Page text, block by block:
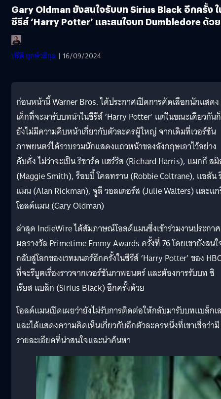
Gary Oldman ยังสนใจรับบท Sirius Black อีกครั้ง
ซีรีส์ ‘Harry Potter’ และสนใจบท Dumbledore ด้วย
ปรีดี ฤกษ์วลีกุล | 16/09/2024
ก่อนหน้านี้ Warner Bros. ได้ประกาศเปิดการคัดเลือกนักแสดง
เด็กที่จะมารับบทนำในซีรีส์ ‘Harry Potter’ แต่ในขณะเดียวกันก็
ยังไม่มีความคืบหน้าเกี่ยวกับตัวละครผู้ใหญ่ จากเดิมที่เวอร์ชัน
ภาพยนตร์ได้รวบรวมนักแสดงแถวหน้าของอังกฤษเอาไว้อย่าง
คับคั่ง ไม่ว่าจะเป็น ริชาร์ด แฮร์ริส (Richard Harris), แมกกี ส
(Maggie Smith), ร็อบบี้ โคลทราน (Robbie Coltrane), แอลัน
แมน (Alan Rickman), จูลี วอลเตอร์ส (Julie Walters) และแ
โอลด์แมน (Gary Oldman)
ล่าสุด IndieWire ได้สัมภาษณ์โอลด์แมนซึ่งเข้าร่วมงานประกาศ
ผลรางวัล Primetime Emmy Awards ครั้งที่ 76 โดยเขายังสน
กลับสู่โลกของเวทมนตร์อีกครั้งในซีรีส์ ‘Harry Potter’ ของ
ที่จะรีบูตเรื่องราวจากเวอร์ชันภาพยนตร์ และต้องการรับบท ซิ
เรียส แบล็ก (Sirius Black) อีกครั้งด้วย
โอลด์แมนเปิดเผยว่ายังไม่รับการติดต่อให้กลับมารับบทแบล็กเ
และได้แสดงความคิดเห็นเกี่ยวกับอีกตัวละครหนึ่งที่เขาเชื่อว่ามี
รายละเอียดที่น่าสนใจและน่าค้นหา